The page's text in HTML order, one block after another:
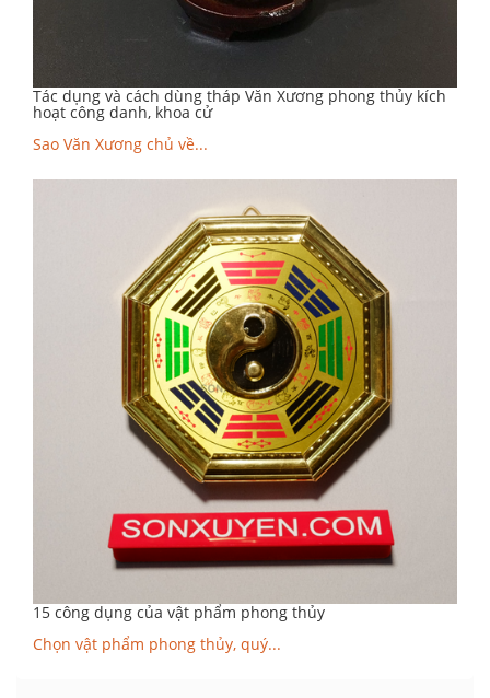
Tác dụng và cách dùng tháp Văn Xương phong thủy kích
hoạt công danh, khoa cử
Sao Văn Xương chủ về...
15 công dụng của vật phẩm phong thủy
Chọn vật phẩm phong thủy, quý...